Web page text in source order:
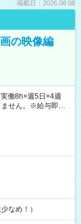
掲載日：2026.08.08
の映像編
働8h×週5日×4週
せん。※給与即受
なめ！）